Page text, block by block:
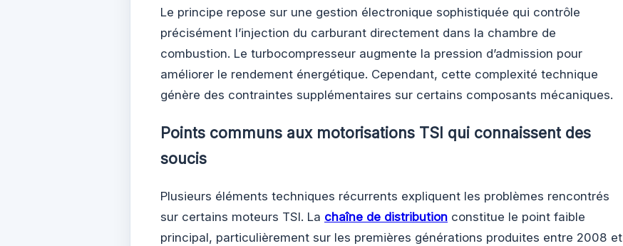
Le principe repose sur une gestion électronique sophistiquée qui contrôle
précisément l’injection du carburant directement dans la chambre de
combustion. Le turbocompresseur augmente la pression d’admission pour
améliorer le rendement énergétique. Cependant, cette complexité technique
génère des contraintes supplémentaires sur certains composants mécaniques.
Points communs aux motorisations TSI qui connaissent des
soucis
Plusieurs éléments techniques récurrents expliquent les problèmes rencontrés
sur certains moteurs TSI. La chaîne de distribution constitue le point faible
principal, particulièrement sur les premières générations produites entre 2008 et